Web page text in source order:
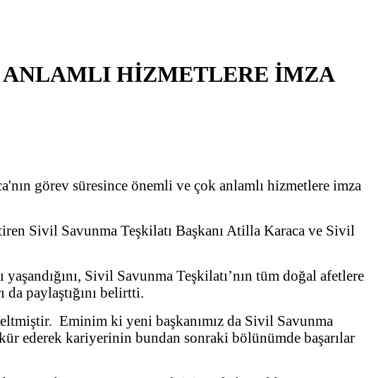
HİZMETLERE İMZA
görev süresince önemli ve çok anlamlı hizmetlere imza
Sivil Savunma Teşkilatı Başkanı Atilla Karaca ve Sivil
Sivil Savunma Teşkilatı’nın tüm doğal afetlere
paylaştığını belirtti.
Eminim ki yeni başkanımız da Sivil Savunma
ederek kariyerinin bundan sonraki bölünümde başarılar